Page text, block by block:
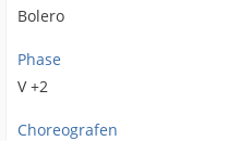
Bolero
Phase
V +2
Choreografen